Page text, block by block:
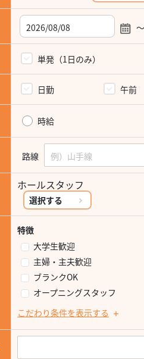
～
単発（1日のみ）
日勤 午前
時給
路線
ホールスタッフ
選択する
特徴
大学生歓迎
主婦・主夫歓迎
ブランクOK
オープニングスタッフ
こだわり条件を表示する